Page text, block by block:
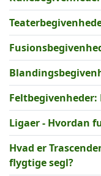
Ligaer - Hvordan
Hvad er
flygtige segl?